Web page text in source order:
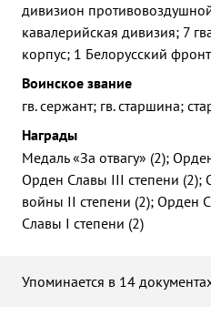
дивизион
кавалерийская дивизия; 7
корпус; 1 Белорусский фронт
Воинское звание
гв. сержант; гв. старшина;
Награды
Медаль «За отвагу» (2);
Орден Славы III степени (2);
войны II степени (2); Орден
Славы I степени (2)
Упоминается в 14